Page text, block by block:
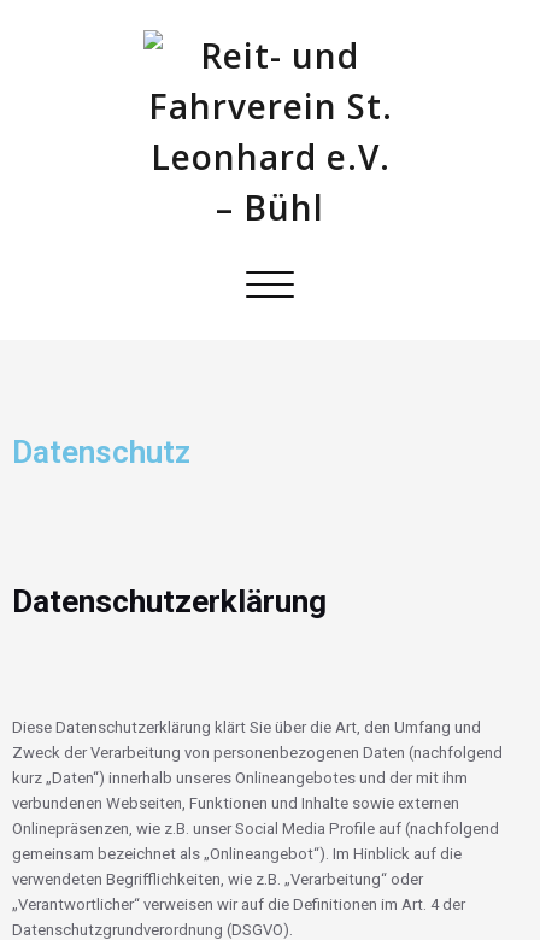
Schalte
Datenschutz
Datenschutzerklärung
Diese Datenschutzerklärung klärt Sie über die Art, den Umfang und
Zweck der Verarbeitung von personenbezogenen Daten (nachfolgend
kurz „Daten“) innerhalb unseres Onlineangebotes und der mit ihm
verbundenen Webseiten, Funktionen und Inhalte sowie externen
Onlinepräsenzen, wie z.B. unser Social Media Profile auf (nachfolgend
gemeinsam bezeichnet als „Onlineangebot“). Im Hinblick auf die
verwendeten Begrifflichkeiten, wie z.B. „Verarbeitung“ oder
„Verantwortlicher“ verweisen wir auf die Definitionen im Art. 4 der
Datenschutzgrundverordnung (DSGVO).